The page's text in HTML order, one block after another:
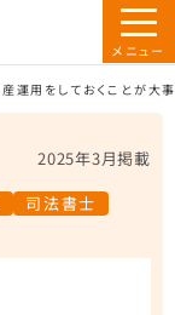
運用をしておくことが大
2025年3月掲載
司法書士